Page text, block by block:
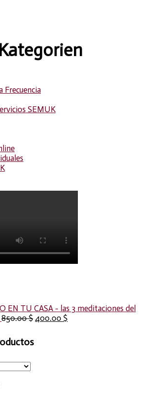
Frecuencia
SEMUK
EN TU CASA - las 3 meditaciones del
850.00$ 400.00 $